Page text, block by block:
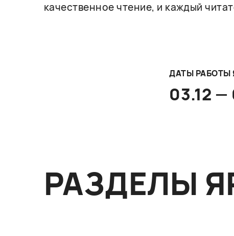
качественное чтение, и каждый
ДАТЫ РАБОТЫ
03.12 —
РАЗДЕЛЫ